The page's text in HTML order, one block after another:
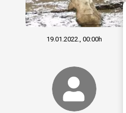
19.01.2022., 00:00h